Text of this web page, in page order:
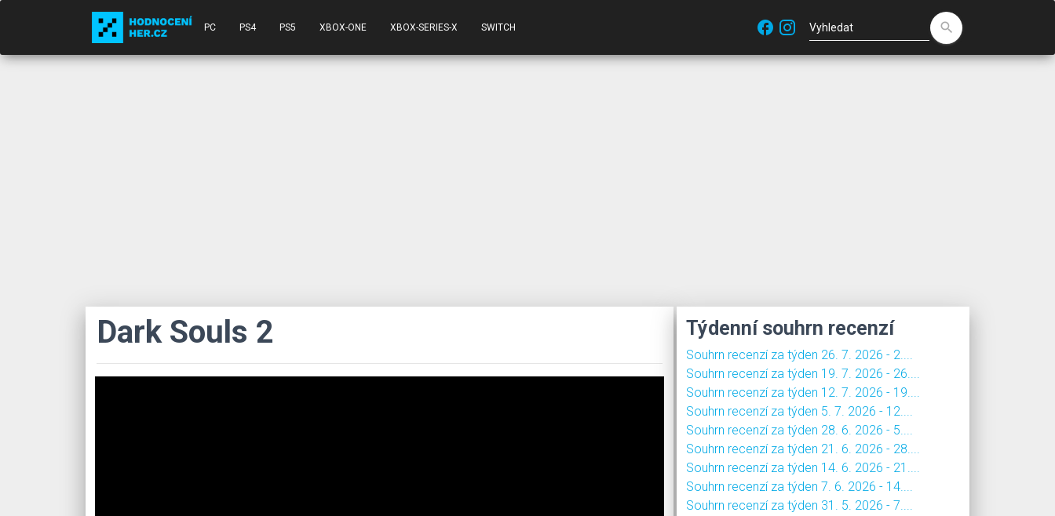
PC PS4 PS5 XBOX-ONE XBOX-SERIES-X SWITCH facebook search
Dark Souls 2 Týdenní souhrn recenzí
Souhrn recenzí za týden 26. 7. 2026 - 2....
Souhrn recenzí za týden 19. 7. 2026 - 26....
Souhrn recenzí za týden 12. 7. 2026 - 19....
Souhrn recenzí za týden 5. 7. 2026 - 12....
Souhrn recenzí za týden 28. 6. 2026 - 5....
Souhrn recenzí za týden 21. 6. 2026 - 28....
Souhrn recenzí za týden 14. 6. 2026 - 21....
Souhrn recenzí za týden 7. 6. 2026 - 14....
Souhrn recenzí za týden 31. 5. 2026 - 7....